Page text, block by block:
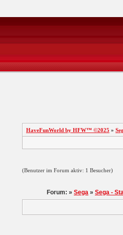
HaveFunWorld by HFW™ ©2025 »
(Benutzer im Forum aktiv: 1 Besucher)
Forum: » Sega » Sega -